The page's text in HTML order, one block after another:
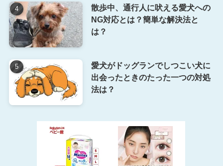
散歩中、通行人に吠える愛犬への
NG対応とは？簡単な解決法と
は？
愛犬がドッグランでしつこい犬に
出会ったときのたった一つの対処
法は？